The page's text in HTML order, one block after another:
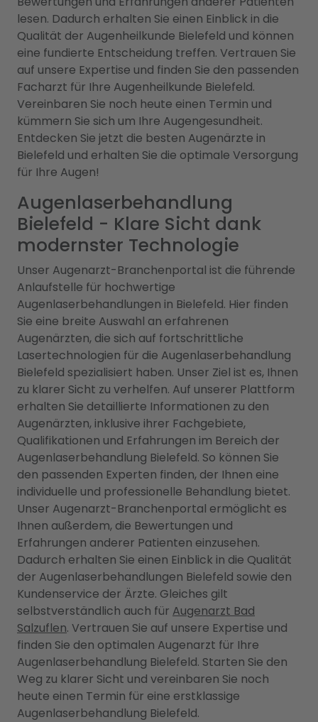
lesen. Dadurch erhalten Sie einen Einblick in die
Qualität der Augenheilkunde Bielefeld und können
eine fundierte Entscheidung treffen. Vertrauen Sie
auf unsere Expertise und finden Sie den passenden
Facharzt für Ihre Augenheilkunde Bielefeld.
Vereinbaren Sie noch heute einen Termin und
kümmern Sie sich um Ihre Augengesundheit.
Entdecken Sie jetzt die besten Augenärzte in
Bielefeld und erhalten Sie die optimale Versorgung
für Ihre Augen!
Augenlaserbehandlung
Bielefeld - Klare Sicht dank
modernster Technologie
Unser Augenarzt-Branchenportal ist die führende
Anlaufstelle für hochwertige
Augenlaserbehandlungen in Bielefeld. Hier finden
Sie eine breite Auswahl an erfahrenen
Augenärzten, die sich auf fortschrittliche
Lasertechnologien für die Augenlaserbehandlung
Bielefeld spezialisiert haben. Unser Ziel ist es, Ihnen
zu klarer Sicht zu verhelfen. Auf unserer Plattform
erhalten Sie detaillierte Informationen zu den
Augenärzten, inklusive ihrer Fachgebiete,
Qualifikationen und Erfahrungen im Bereich der
Augenlaserbehandlung Bielefeld. So können Sie
den passenden Experten finden, der Ihnen eine
individuelle und professionelle Behandlung bietet.
Unser Augenarzt-Branchenportal ermöglicht es
Ihnen außerdem, die Bewertungen und
Erfahrungen anderer Patienten einzusehen.
Dadurch erhalten Sie einen Einblick in die Qualität
der Augenlaserbehandlungen Bielefeld sowie den
Kundenservice der Ärzte. Gleiches gilt
selbstverständlich auch für Augenarzt Bad
Salzuflen. Vertrauen Sie auf unsere Expertise und
finden Sie den optimalen Augenarzt für Ihre
Augenlaserbehandlung Bielefeld. Starten Sie den
Weg zu klarer Sicht und vereinbaren Sie noch
heute einen Termin für eine erstklassige
Augenlaserbehandlung Bielefeld.